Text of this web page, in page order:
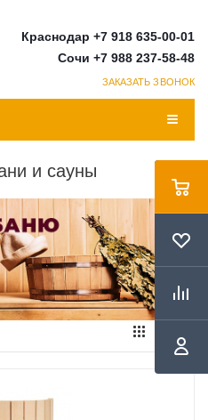
Краснодар +7 918 635-00-01
Сочи +7 988 237-58-48
ЗАКАЗАТЬ ЗВОНОК
и сауны